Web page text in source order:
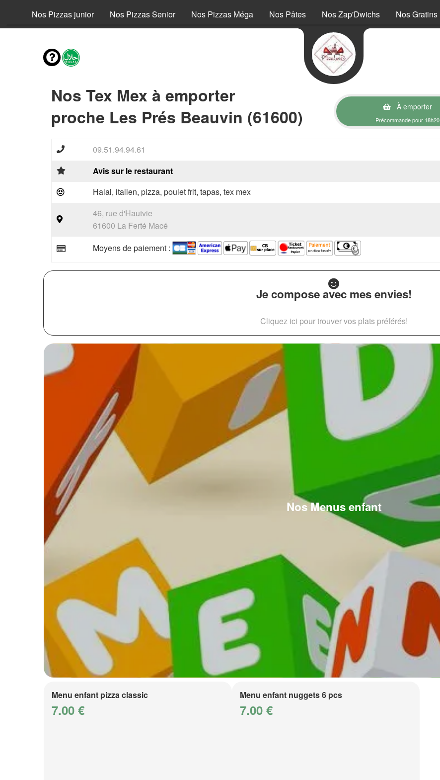
Nos Pizzas junior Nos Pizzas Senior Nos Pizzas Méga Nos Pâtes Nos Zap'Dwichs Nos Gratins
Nos Tex Mex à emporter
proche Les Prés Beauvin (61600)
À emporter
Précommande pour 18h20
09.51.94.94.61
Avis sur le restaurant
Halal, italien, pizza, poulet frit, tapas, tex mex
46, rue d'Hautvie
61600 La Ferté Macé
Moyens de paiement :
Je compose avec mes envies!
Cliquez ici pour trouver vos plats préférés!
Nos Menus enfant
Menu enfant pizza classic
7.00 €
Menu enfant nuggets 6 pcs
7.00 €